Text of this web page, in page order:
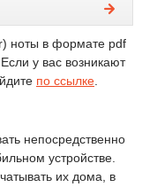
ноты в формате pdf
у вас возникают
по ссылке
непосредственно
устройстве.
их дома, в